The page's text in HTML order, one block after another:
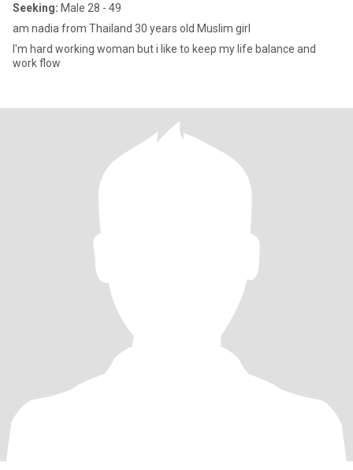
Seeking: Male 28 - 49
am nadia from Thailand 30 years old Muslim girl
I'm hard working woman but i like to keep my life balance and
work flow